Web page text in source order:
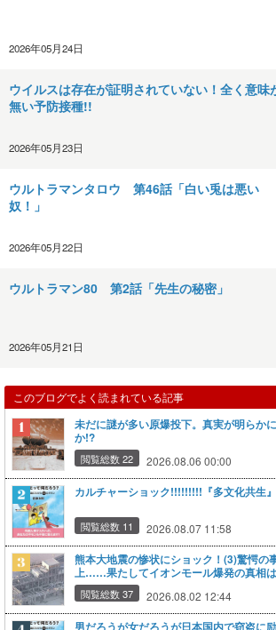
2026年05月24日
ウイルスは存在が証明されていない！全く意味
無い予防接種!!
2026年05月23日
ウルトラマンタロウ 第46話「白い兎は悪い
奴！」
2026年05月22日
ウルトラマン80 第2話「先生の秘密」
2026年05月21日
このブログでよく読まれている記事
未だに謎が多い原爆投下。真実が明らか
か!?
閲覧総数 22 2026.08.06 00:00
カルチャーショック!!!!!!!!!『多文化共生
閲覧総数 11 2026.08.07 11:58
熊本大地震の惨状にショック！(3)驚愕の
上……果たしてイオンモール爆発の真相
閲覧総数 37 2026.08.02 12:44